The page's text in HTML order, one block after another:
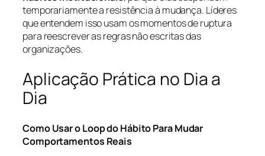
temporariamente a resistência à mudança. Líderes
que entendem isso usam os momentos de ruptura
para reescrever as regras não escritas das
organizações.
Aplicação Prática no Dia a
Dia
Como Usar o Loop do Hábito Para Mudar
Comportamentos Reais